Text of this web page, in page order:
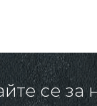
се за